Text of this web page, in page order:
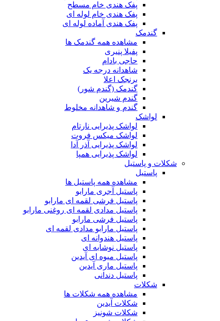
پفک هندی خام مسطح
پفک هندی خام لوله ای
پفک هندی آماده لوله ای
گندمک
مشاهده همه گندمک ها
پفیلا پنیری
حاجی بادام
شاهدانه درجه یک
برنجک اعلا
گندمک (گندم شور)
گندم شیرین
گندم و شاهدانه مخلوط
لواشک
لواشک پذیرایی نارتام
لواشک میکس فروت
لواشک پذیرایی آذر آدا
لواشک پذیرایی همپا
شکلات و پاستیل
پاستیل
مشاهده همه پاستیل ها
پاستیل آجری مارابو
پاستیل فرشی لقمه ای مارابو
پاستیل مدادی لقمه ای روغنی مارابو
پاستیل فرشی مارابو
پاستیل مارابو مدادی لقمه ای
پاستیل هندوانه ای
پاستیل نوشابه ای
پاستیل میوه ای آیدین
پاستیل ماری آیدین
پاستیل دندانی
شکلات
مشاهده همه شکلات ها
شکلات آیدین
شکلات شونیز